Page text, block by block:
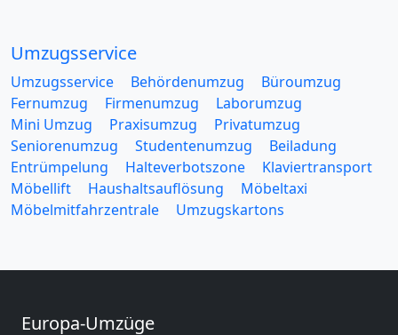
Umzugsservice
Umzugsservice Behördenumzug
Büroumzug
Fernumzug
Firmenumzug
Laborumzug
Mini Umzug
Praxisumzug
Privatumzug
Seniorenumzug
Studentenumzug
Beiladung
Entrümpelung
Halteverbotszone
Klaviertransport
Möbellift
Haushaltsauflösung
Möbeltaxi
Möbelmitfahrzentrale
Umzugskartons
Europa-Umzüge